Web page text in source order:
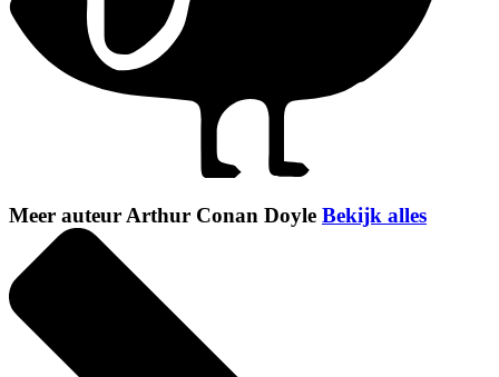
Meer auteur Arthur Conan Doyle Bekijk alles